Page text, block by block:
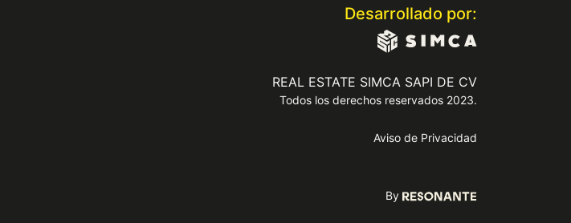
Desarrollado por:
REAL ESTATE SIMCA SAPI DE CV
Todos los derechos reservados 2023.
Aviso de Privacidad
By